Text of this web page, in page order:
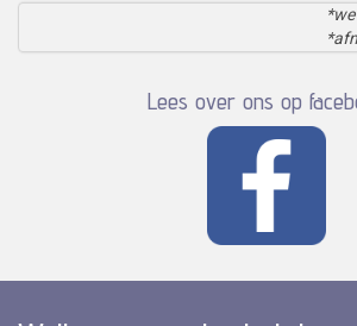
Lees over ons op